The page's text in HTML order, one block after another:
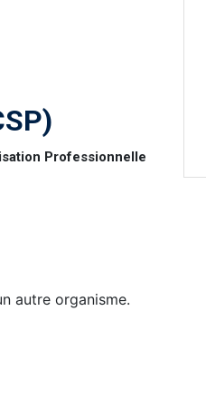
Professionnelle
autre organisme.